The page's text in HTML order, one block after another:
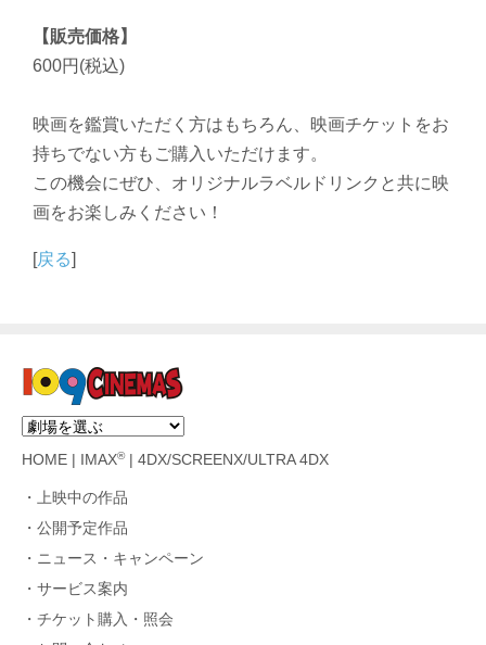
【販売価格】
600円(税込)
映画を鑑賞いただく方はもちろん、映画チケットをお
持ちでない方もご購入いただけます。
この機会にぜひ、オリジナルラベルドリンクと共に映
画をお楽しみください！
[戻る]
HOME IMAX®| 4DX/SCREENX/ULTRA 4DX
上映中の作品
公開予定作品
ニュース・キャンペーン
サービス案内
チケット購入・照会